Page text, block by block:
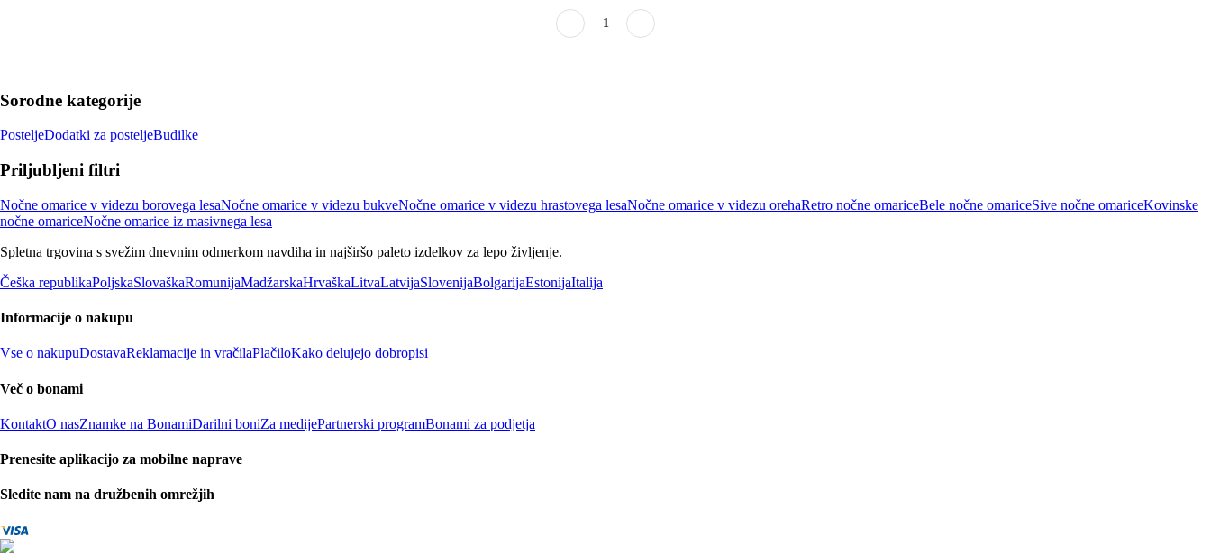
1
Sorodne kategorije
PosteljeDodatki za posteljeBudilke
Priljubljeni filtri
Nočne omarice v videzu borovega lesaNočne omarice v videzu bukveNočne omarice v videzu hrastovega lesaNočne omarice v videzu orehaRetro nočne omariceBele nočne omariceSive nočne omariceKovinske
nočne omariceNočne omarice iz masivnega lesa
Spletna trgovina s svežim dnevnim odmerkom navdiha in najširšo paleto izdelkov za lepo življenje.
Češka republikaPoljskaSlovaškaRomunijaMadžarskaHrvaškaLitvaLatvijaSlovenijaBolgarijaEstonijaItalija
Informacije o nakupu
Vse o nakupuDostavaReklamacije in vračilaPlačiloKako delujejo dobropisi
Več o bonami
KontaktO nasZnamke na BonamiDarilni boniZa medijePartnerski programBonami za podjetja
Prenesite aplikacijo za mobilne naprave
Sledite nam na družbenih omrežjih